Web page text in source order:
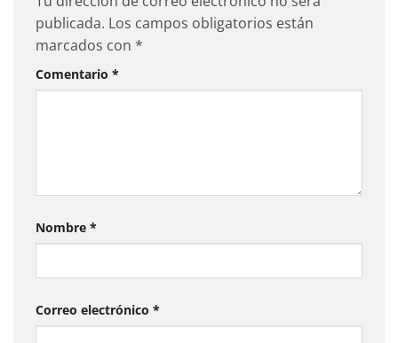
publicada. Los campos obligatorios están
marcados con *
Comentario *
Nombre *
Correo electrónico *